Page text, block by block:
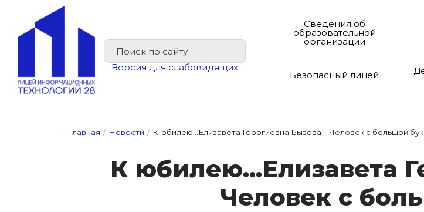
Версия для слабовидящих
Сведения об
образовательной
организации
Безопасный лицей
Главная / Новости / К юбилею...Елизавета Георгиевна Бызова – Человек с большой
К ю­би­лею...Е­ли­за­ве­та
Че­ло­век с